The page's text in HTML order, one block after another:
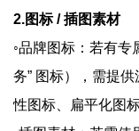
2.图标 / 插图素材
◦品牌图标：若有专
务” 图标），需提
性图标、扁平化图